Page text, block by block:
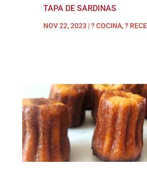
TAPA DE SARDINAS
NOV 22, 2023 |? COCINA,?